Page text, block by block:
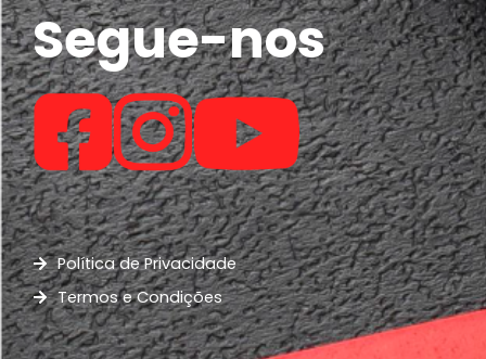
Segue-nos
Política de Privacidade
Termos e Condições